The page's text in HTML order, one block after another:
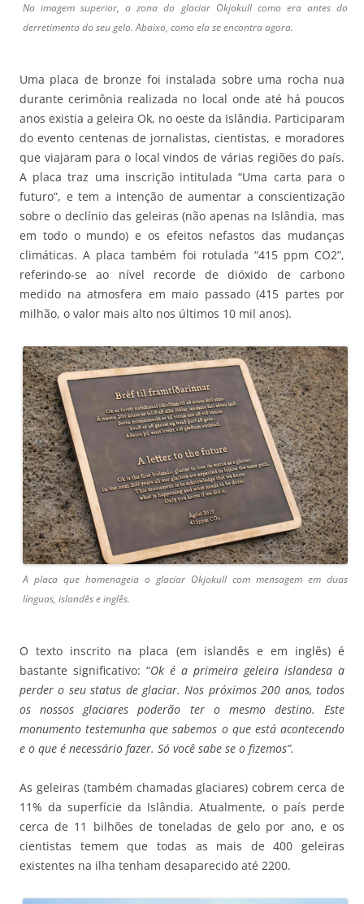
Na imagem superior, a zona do glaciar Okjokull como era antes do
derretimento do seu gelo. Abaixo, como ela se encontra agora.
Uma placa de bronze foi instalada sobre uma rocha nua
durante cerimônia realizada no local onde até há poucos
anos existia a geleira Ok, no oeste da Islândia. Participaram
do evento centenas de jornalistas, cientistas, e moradores
que viajaram para o local vindos de várias regiões do país.
A placa traz uma inscrição intitulada “Uma carta para o
futuro”, e tem a intenção de aumentar a conscientização
sobre o declínio das geleiras (não apenas na Islândia, mas
em todo o mundo) e os efeitos nefastos das mudanças
climáticas. A placa também foi rotulada “415 ppm CO2”,
referindo-se ao nível recorde de dióxido de carbono
medido na atmosfera em maio passado (415 partes por
milhão, o valor mais alto nos últimos 10 mil anos).
A placa que homenageia o glaciar Okjokull com mensagem em duas
línguas, islandês e inglês.
O texto inscrito na placa (em islandês e em inglês) é
bastante significativo: “Ok é a primeira geleira islandesa a
perder o seu status de glaciar. Nos próximos 200 anos, todos
os nossos glaciares poderão ter o mesmo destino. Este
monumento testemunha que sabemos o que está acontecendo
e o que é necessário fazer. Só você sabe se o fizemos”.
As geleiras (também chamadas glaciares) cobrem cerca de
11% da superfície da Islândia. Atualmente, o país perde
cerca de 11 bilhões de toneladas de gelo por ano, e os
cientistas temem que todas as mais de 400 geleiras
existentes na ilha tenham desaparecido até 2200.